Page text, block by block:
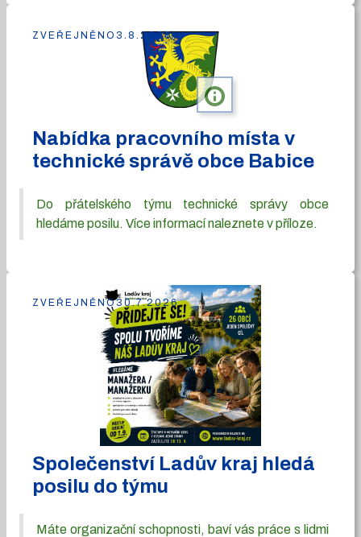
info
Nabídka pracovního místa v
technické správě obce Babice
Do přátelského týmu technické správy obce
hledáme posilu. Více informací naleznete v příloze.
ZVEŘEJNĚNO 3.8.2026
Společenství Ladův kraj hledá
posilu do týmu
Máte organizační schopnosti, baví vás práce s lidmi
ZVEŘEJNĚNO30.7.2026